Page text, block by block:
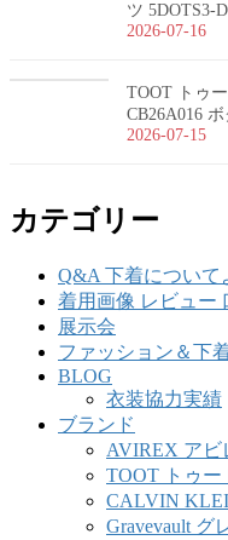
ツ 5DOTS3-
2026-07-16
TOOT トゥ
CB26A016
2026-07-15
カテゴリー
Q&A 下着について
着用画像 レビュー
展示会
ファッション＆下
BLOG
衣装協力実績
ブランド
AVIREX アビ
TOOT トゥー
CALVIN
Gravevault グ